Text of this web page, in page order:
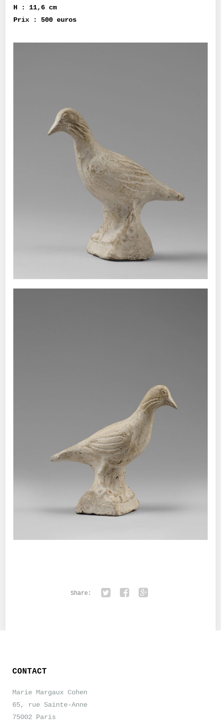
H : 11,6 cm
Prix : 500 euros
Share:
CONTACT
Marie Margaux Cohen
65, rue Sainte-Anne
75002 Paris